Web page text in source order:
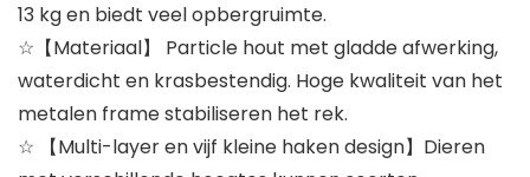
13 kg en biedt veel opbergruimte.
☆【Materiaal】 Particle hout met gladde afwerking,
waterdicht en krasbestendig. Hoge kwaliteit van het
metalen frame stabiliseren het rek.
☆ 【Multi-layer en vijf kleine haken design】Dieren